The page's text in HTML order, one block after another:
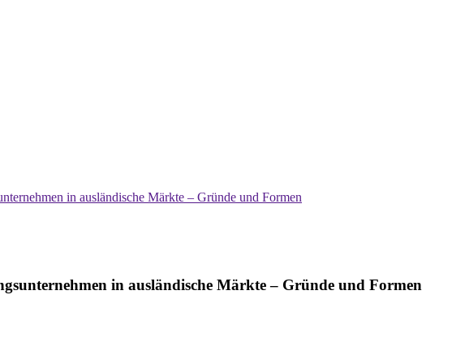
in ausländische Märkte – Gründe und Formen
in ausländische Märkte – Gründe und Formen